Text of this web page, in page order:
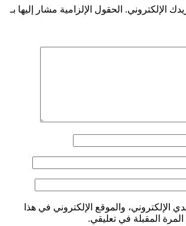
الحقول الإلزامية مشار إليها بـ
والموقع الإلكتروني في هذا
المقبلة في تعليقي.